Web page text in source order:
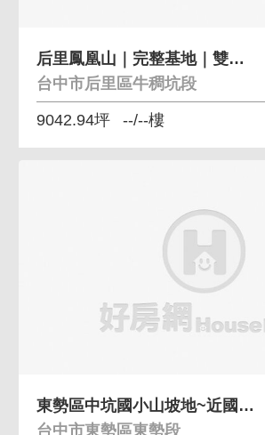
后里鳳凰山｜完整基地｜雙平台｜臨6米路｜稀有釋出
台中市后里區牛稠坑段
9042.94坪 --/--樓
東勢區中坑國小山坡地~近國道一號
台中市東勢區東勢段